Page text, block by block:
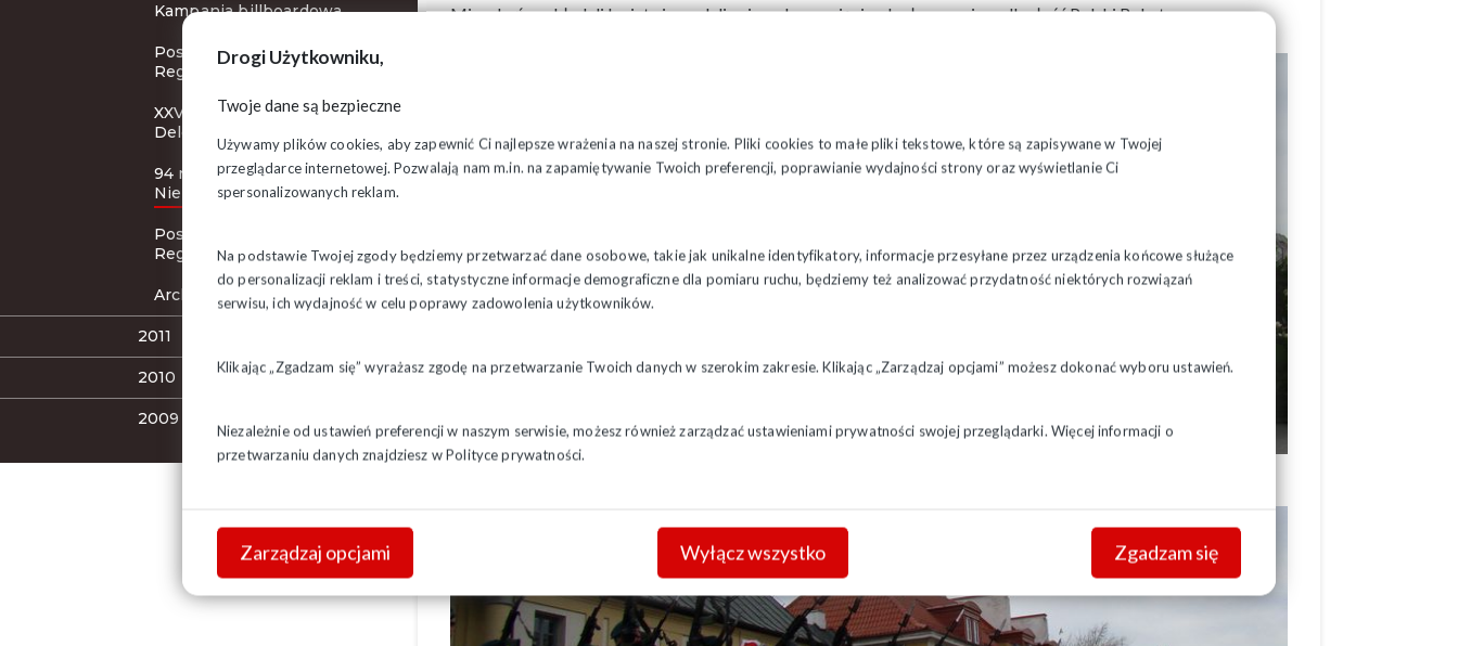
Drogi Użytkowniku,
Twoje dane są bezpieczne
Używamy plików cookies, aby zapewnić Ci najlepsze wrażenia na naszej stronie. Pliki cookies to małe pliki tekstowe, które są zapisywane w Twojej
przeglądarce internetowej. Pozwalają nam m.in. na zapamiętywanie Twoich preferencji, poprawianie wydajności strony oraz wyświetlanie Ci
spersonalizowanych reklam.
Na podstawie Twojej zgody będziemy przetwarzać dane osobowe, takie jak unikalne identyfikatory, informacje przesyłane przez urządzenia końcowe służące
do personalizacji reklam i treści, statystyczne informacje demograficzne dla pomiaru ruchu, będziemy też analizować przydatność niektórych rozwiązań
serwisu, ich wydajność w celu poprawy zadowolenia użytkowników.
Klikając „Zgadzam się” wyrażasz zgodę na przetwarzanie Twoich danych w szerokim zakresie. Klikając „Zarządzaj opcjami” możesz dokonać wyboru ustawień.
Niezależnie od ustawień preferencji w naszym serwisie, możesz również zarządzać ustawieniami prywatności swojej przeglądarki. Więcej informacji o
przetwarzaniu danych znajdziesz wPolityce prywatności.
Zarządzaj opcjami Wyłącz wszystko Zgadzam się
Kampania billboardowa
Posiedzenie Zarządu
Regionu
XXVI Krajowy Zjazd
Delegatów
94 rocznica odzyskania
Niepodległości
Posiedzenie Zarządu
Regionu
Archiwum 2012
2011
2010
2009
Mieszkańcy składali kwiaty i zapalali znicze, ku pamięci poległym za niepodległość Polski Bohaterom.
Odczytany został też Apel Pamięci i oddana salwa honorowa przez kompanię wojska.